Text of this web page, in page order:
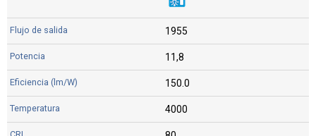
1955
11,8
150.0
4000